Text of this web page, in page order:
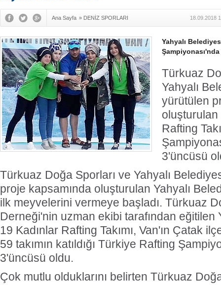
Ana Sayfa » DENİZ SPORLARI 18.09.2018
Yahyalı
Türkuaz
Yahyalı
yürütülen
oluşturulan
Rafting
3'üncüsü
Türkuaz Doğa Sporları ve Yahyalı
proje kapsamında oluşturulan Yahyalı
ilk meyvelerini vermeye başladı. Türkuaz
Derneği'nin uzman ekibi tarafından eğitilen
19 Kadınlar Rafting Takımı, Van'ın Çatak
59 takımın katıldığı Türkiye Rafting
3'üncüsü oldu.
Çok mutlu olduklarını belirten Türkuaz